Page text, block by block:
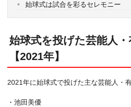
始球式は試合を彩るセレモニー
始球式を投げた芸能人
【2021年】
2021年に始球式で投げた主な芸能人・
・池田美優